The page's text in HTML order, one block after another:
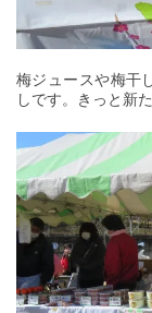
梅ジュースや梅干
しです。きっと新